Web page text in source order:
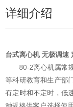
详细介绍
台式离心机 无极调速
80-2离心机属常规
等科研教育和生产部
有定时和不定时，低
种规格供客户选择使